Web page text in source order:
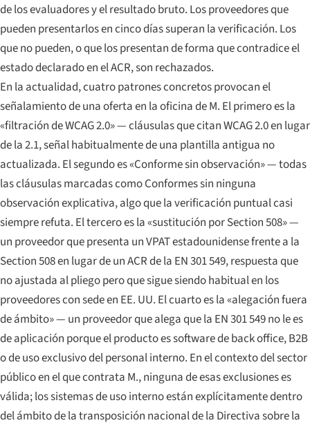
de los evaluadores y el resultado bruto. Los proveedores que
pueden presentarlos en cinco días superan la verificación. Los
que no pueden, o que los presentan de forma que contradice el
estado declarado en el ACR, son rechazados.
En la actualidad, cuatro patrones concretos provocan el
señalamiento de una oferta en la oficina de M. El primero es la
«filtración de WCAG 2.0» — cláusulas que citan WCAG 2.0 en lugar
de la 2.1, señal habitualmente de una plantilla antigua no
actualizada. El segundo es «Conforme sin observación» — todas
las cláusulas marcadas como Conformes sin ninguna
observación explicativa, algo que la verificación puntual casi
siempre refuta. El tercero es la «sustitución por Section 508» —
un proveedor que presenta un VPAT estadounidense frente a la
Section 508 en lugar de un ACR de la EN 301 549, respuesta que
no ajustada al pliego pero que sigue siendo habitual en los
proveedores con sede en EE. UU. El cuarto es la «alegación fuera
de ámbito» — un proveedor que alega que la EN 301 549 no le es
de aplicación porque el producto es software de back office, B2B
o de uso exclusivo del personal interno. En el contexto del sector
público en el que contrata M., ninguna de esas exclusiones es
válida; los sistemas de uso interno están explícitamente dentro
del ámbito de la transposición nacional de la Directiva sobre la